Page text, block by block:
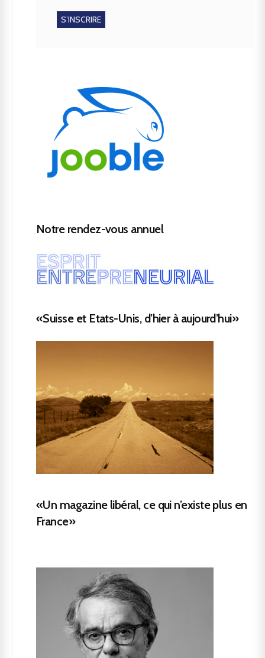
Notre rendez-vous annuel
«Suisse et Etats-Unis, d’hier à aujourd’hui»
«Un magazine libéral, ce qui n’existe plus en
France»